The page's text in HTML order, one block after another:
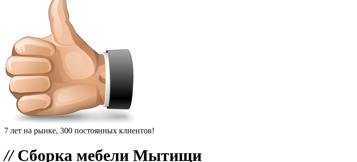
7 лет на рынке, 300 постоянных клиентов!
//Сборка мебели Мытищи